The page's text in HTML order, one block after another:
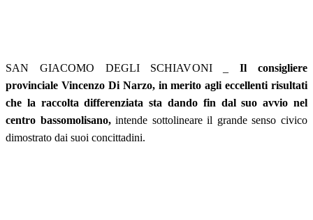
SAN GIACOMO DEGLI SCHIAVONI _Il consigliere
provinciale Vincenzo Di Narzo, in merito agli eccellenti risultati
che la raccolta differenziata sta dando fin dal suo avvio nel
centro bassomolisano,intende sottolineare il grande senso civico
dimostrato dai suoi concittadini.